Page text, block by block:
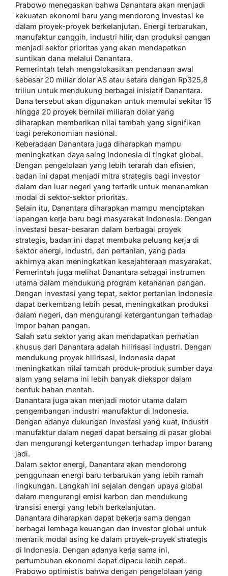
Prabowo menegaskan bahwa Danantara akan menjadi
kekuatan ekonomi baru yang mendorong investasi ke
dalam proyek-proyek berkelanjutan. Energi terbarukan,
manufaktur canggih, industri hilir, dan produksi pangan
menjadi sektor prioritas yang akan mendapatkan
suntikan dana melalui Danantara.
Pemerintah telah mengalokasikan pendanaan awal
sebesar 20 miliar dolar AS atau setara dengan Rp325,8
triliun untuk mendukung berbagai inisiatif Danantara.
Dana tersebut akan digunakan untuk memulai sekitar 15
hingga 20 proyek bernilai miliaran dolar yang
diharapkan memberikan nilai tambah yang signifikan
bagi perekonomian nasional.
Keberadaan Danantara juga diharapkan mampu
meningkatkan daya saing Indonesia di tingkat global.
Dengan pengelolaan yang lebih terarah dan efisien,
badan ini dapat menjadi mitra strategis bagi investor
dalam dan luar negeri yang tertarik untuk menanamkan
modal di sektor-sektor prioritas.
Selain itu, Danantara diharapkan mampu menciptakan
lapangan kerja baru bagi masyarakat Indonesia. Dengan
investasi besar-besaran dalam berbagai proyek
strategis, badan ini dapat membuka peluang kerja di
sektor energi, industri, dan pertanian, yang pada
akhirnya akan meningkatkan kesejahteraan masyarakat.
Pemerintah juga melihat Danantara sebagai instrumen
utama dalam mendukung program ketahanan pangan.
Dengan investasi yang tepat, sektor pertanian Indonesia
dapat berkembang lebih pesat, meningkatkan produksi
dalam negeri, dan mengurangi ketergantungan terhadap
impor bahan pangan.
Salah satu sektor yang akan mendapatkan perhatian
khusus dari Danantara adalah hilirisasi industri. Dengan
mendukung proyek hilirisasi, Indonesia dapat
meningkatkan nilai tambah produk-produk sumber daya
alam yang selama ini lebih banyak diekspor dalam
bentuk bahan mentah.
Danantara juga akan menjadi motor utama dalam
pengembangan industri manufaktur di Indonesia.
Dengan adanya dukungan investasi yang kuat, industri
manufaktur dalam negeri dapat bersaing di pasar global
dan mengurangi ketergantungan terhadap impor barang
jadi.
Dalam sektor energi, Danantara akan mendorong
penggunaan energi baru terbarukan yang lebih ramah
lingkungan. Langkah ini sejalan dengan upaya global
dalam mengurangi emisi karbon dan mendukung
transisi energi yang lebih berkelanjutan.
Danantara diharapkan dapat bekerja sama dengan
berbagai lembaga keuangan dan investor global untuk
menarik modal asing ke dalam proyek-proyek strategis
di Indonesia. Dengan adanya kerja sama ini,
pertumbuhan ekonomi dapat dipacu lebih cepat.
Prabowo optimistis bahwa dengan pengelolaan yang